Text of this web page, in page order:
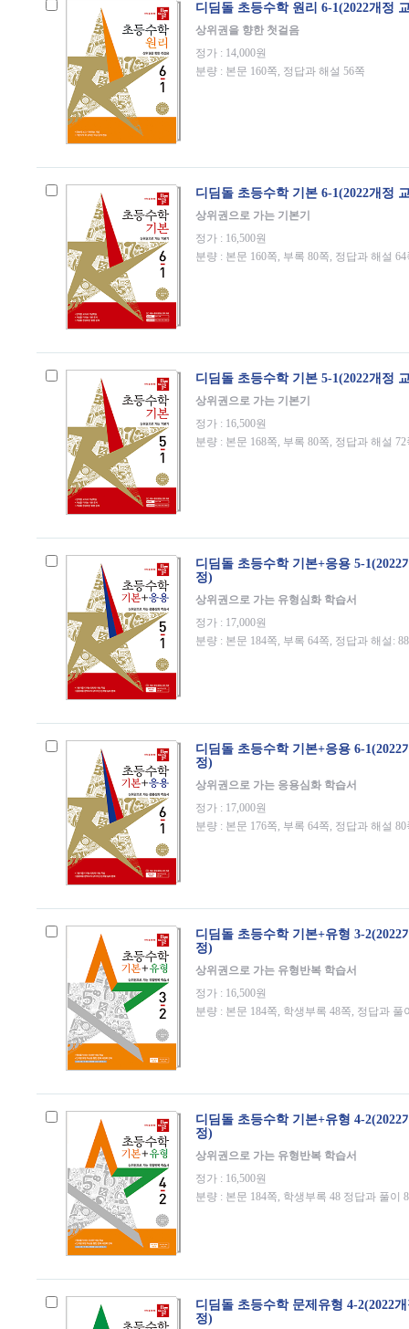
디딤돌 초등수학 원리 6-1(2022개정
상위권을 향한 첫걸음
정가 : 14,000원
분량 : 본문 160쪽, 정답과 해설 56쪽
디딤돌 초등수학 기본 6-1(2022개정
상위권으로 가는 기본기
정가 : 16,500원
분량 : 본문 160쪽, 부록 80쪽, 정답과 해설 64
디딤돌 초등수학 기본 5-1(2022개정
상위권으로 가는 기본기
정가 : 16,500원
분량 : 본문 168쪽, 부록 80쪽, 정답과 해설 72
디딤돌 초등수학 기본+응용 5-1(2022
정)
상위권으로 가는 유형심화 학습서
정가 : 17,000원
분량 : 본문 184쪽, 부록 64쪽, 정답과 해설:
디딤돌 초등수학 기본+응용 6-1(2022
정)
상위권으로 가는 응용심화 학습서
정가 : 17,000원
분량 : 본문 176쪽, 부록 64쪽, 정답과 해설 80
디딤돌 초등수학 기본+유형 3-2(2022
정)
상위권으로 가는 유형반복 학습서
정가 : 16,500원
분량 : 본문 184쪽, 학생부록 48쪽, 정답과 풀
디딤돌 초등수학 기본+유형 4-2(2022
정)
상위권으로 가는 유형반복 학습서
정가 : 16,500원
분량 : 본문 184쪽, 학생부록 48 정답과 풀이
디딤돌 초등수학 문제유형 4-2(2022
정)